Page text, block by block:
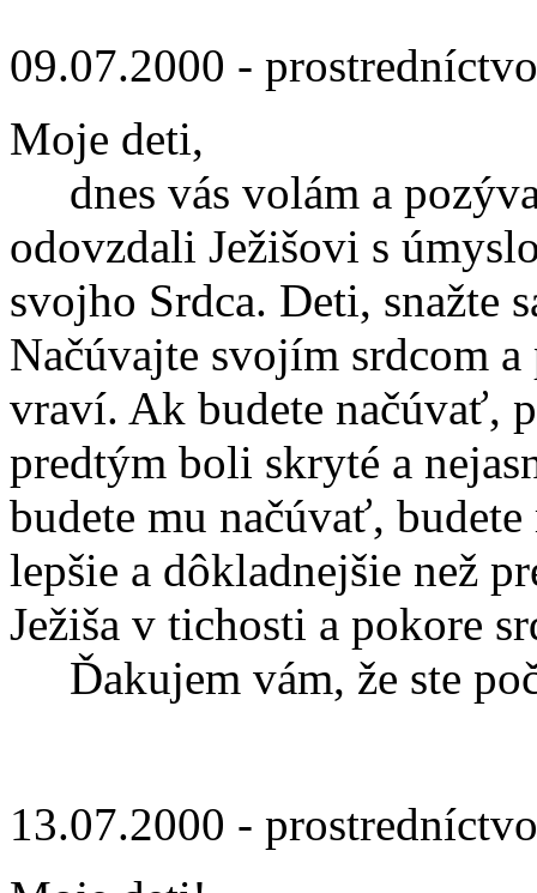
09.07.2000 -
Moje deti,
dnes vás volám a
odovzdali Ježišovi s
svojho Srdca. Deti, snažte
Načúvajte svojím srdcom
vraví. Ak budete načúvať,
predtým boli skryté a
budete mu načúvať,
lepšie a dôkladnejšie než
Ježiša v tichosti a pokore
Ďakujem vám, že ste
13.07.2000 -